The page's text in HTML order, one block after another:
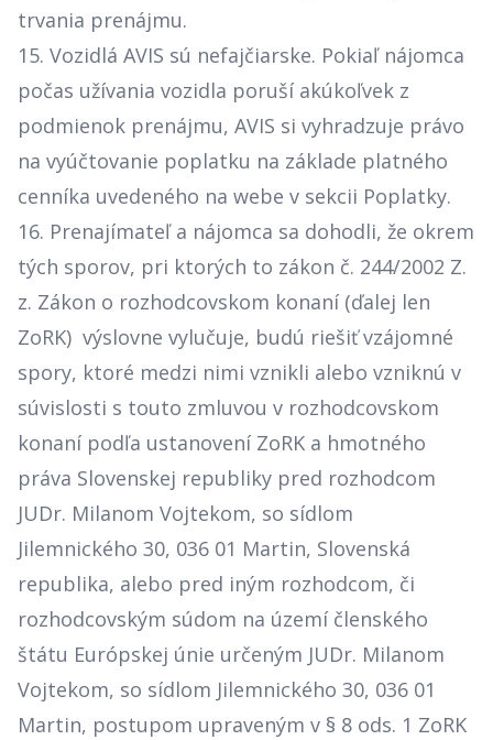
trvania prenájmu.
15. Vozidlá AVIS sú nefajčiarske. Pokiaľ nájomca
počas užívania vozidla poruší akúkoľvek z
podmienok prenájmu, AVIS si vyhradzuje právo
na vyúčtovanie poplatku na základe platného
cenníka uvedeného na webe v sekcii Poplatky.
16. Prenajímateľ a nájomca sa dohodli, že okrem
tých sporov, pri ktorých to zákon č. 244/2002 Z.
z. Zákon o rozhodcovskom konaní (ďalej len
ZoRK) výslovne vylučuje, budú riešiť vzájomné
spory, ktoré medzi nimi vznikli alebo vzniknú v
súvislosti s touto zmluvou v rozhodcovskom
konaní podľa ustanovení ZoRK a hmotného
práva Slovenskej republiky pred rozhodcom
JUDr. Milanom Vojtekom, so sídlom
Jilemnického 30, 036 01 Martin, Slovenská
republika, alebo pred iným rozhodcom, či
rozhodcovským súdom na území členského
štátu Európskej únie určeným JUDr. Milanom
Vojtekom, so sídlom Jilemnického 30, 036 01
Martin, postupom upraveným v § 8 ods. 1 ZoRK